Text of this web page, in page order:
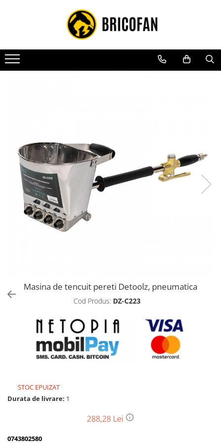
Toate Produsele
Vehicule electrice
Atv
Piese de schimb vehicule electrice
Scutere electrice
Scutere pe benzina
Tricicluri cargo fara permis
Tricicluri persoane
Trotinete electrice
Biciclete, trotinete, triciclete
Motoburghie si accesorii
Accesorii motoburghie
Motoburghie
Drujbe, fierastraie electrice
Drujbe pe benzina
Drujbe cu acumulator
electrice
Drujbe electrice
Mori cereale si batoze porumb
Batoze - mori desfacat porumb
Masina de tencuit pereti Detoolz, pneumatica
Cod Produs: DZ-C223
STOC EPUIZAT
Durata de livrare: 1
288,28 Lei
0743802580